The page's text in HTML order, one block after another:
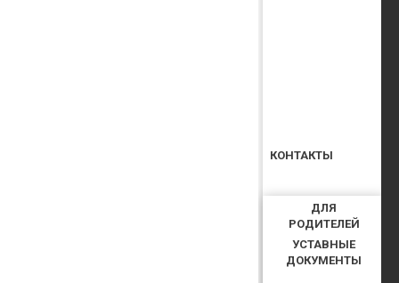
ДЛЯ
РОДИТЕЛЕЙ
УСТАВНЫЕ
ДОКУМЕНТЫ
КОНТАКТЫ